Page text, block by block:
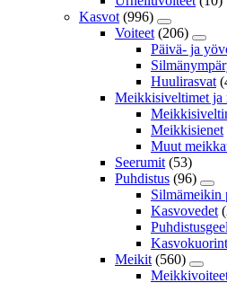
Kasvot (996)
Voiteet (206)
Päivä- ja
Huulirasvat
Meikkisiveltimet ja
Meikkisienet
Muut
Seerumit (53)
Puhdistus (96)
Silmämeikin
Kasvovedet
Meikit (560)